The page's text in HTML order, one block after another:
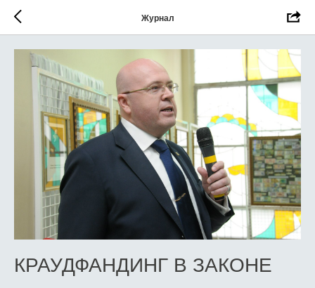
Журнал
КРАУДФАНДИНГ В ЗАКОНЕ